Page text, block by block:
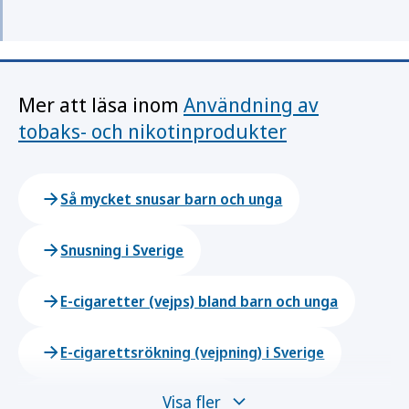
Mer att läsa inom Användning av
tobaks- och nikotinprodukter
Så mycket snusar barn och unga
Snusning i Sverige
E-cigaretter (vejps) bland barn och unga
E-cigarettsrökning (vejpning) i Sverige
Tobaksrökning i Sverige
Visa fler